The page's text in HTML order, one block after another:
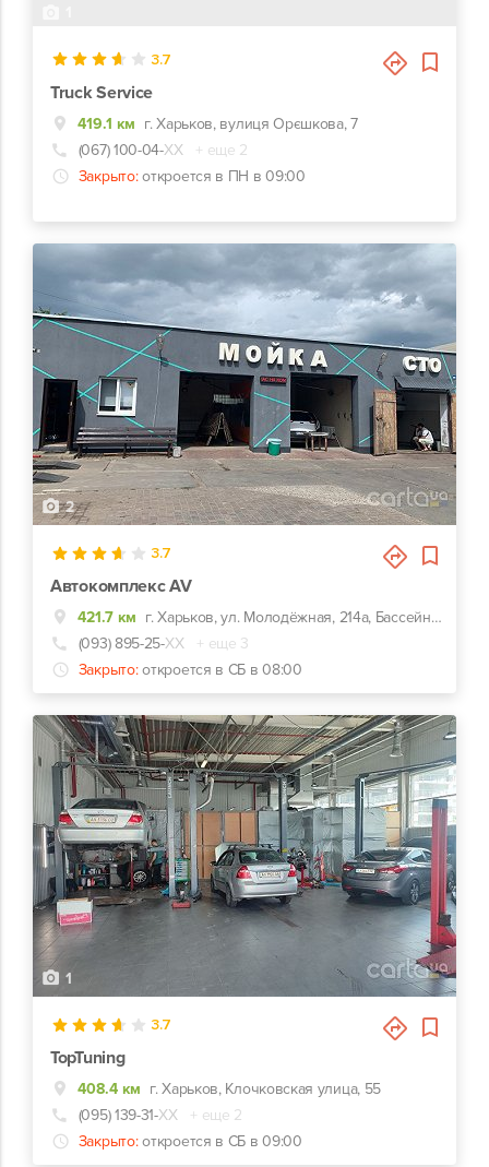
3.7
Truck Service
419.1 км г. Харьков, вулиця Орєшкова, 7
(067) 100-04-ХХ
+ еще 2
Закрыто: откроется в ПН в 09:00
2
3.7
Автокомплекс AV
421.7 км
г. Харьков, ул. Молодёжная, 214а, Бассейн Нептун
(093) 895-25-ХХ
+ еще 3
Закрыто: откроется в СБ в 08:00
1
3.7
TopTuning
408.4 км г. Харьков, Клочковская улица, 55
(095) 139-31-ХХ
+ еще 2
Закрыто: откроется в СБ в 09:00